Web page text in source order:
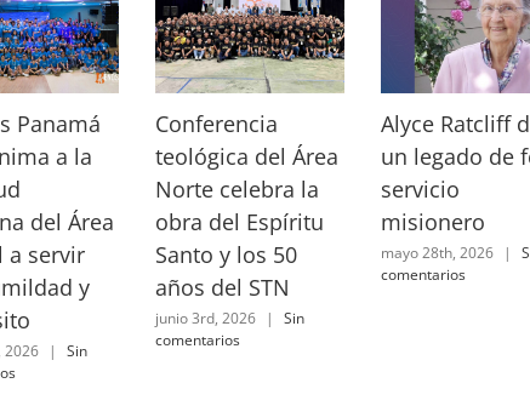
Panamá
a la
del Área
a servir
y
2026 |
Sin
Conferencia
teológica del Área
Norte celebra la
obra del Espíritu
Santo y los 50
años del STN
junio 3rd, 2026 |
Sin
comentarios
Alyce Ratcliff
un legado de
servicio
misionero
mayo 28th, 2026 |
comentarios